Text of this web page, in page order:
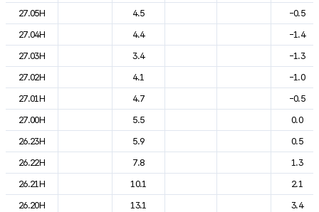
27.05H
4.5
-0.5
27.04H
4.4
-1.4
27.03H
3.4
-1.3
27.02H
4.1
-1.0
27.01H
4.7
-0.5
27.00H
5.5
0.0
26.23H
5.9
0.5
26.22H
7.8
1.3
26.21H
10.1
2.1
26.20H
13.1
3.4